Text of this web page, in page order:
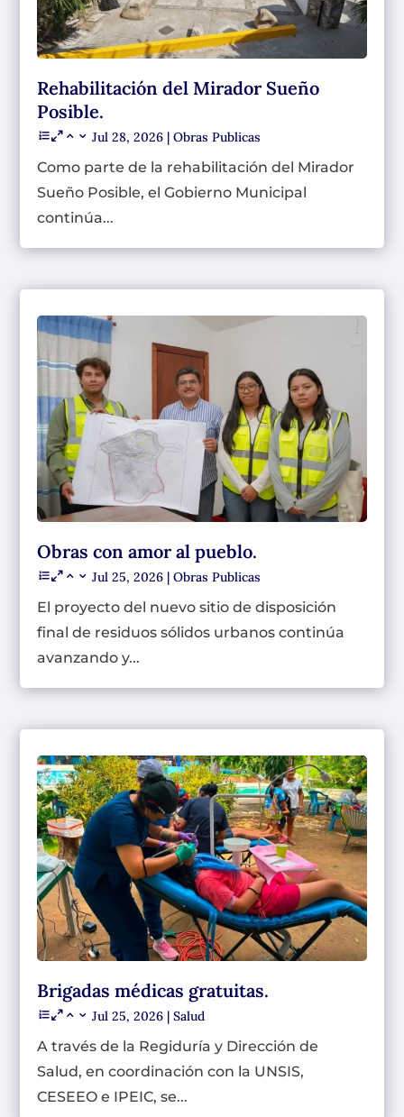
Rehabilitación del Mirador Sueño
Posible.
Jul 28, 2026 |Obras Publicas
Como parte de la rehabilitación del Mirador
Sueño Posible, el Gobierno Municipal
continúa...
Obras con amor al pueblo.
Jul 25, 2026 |Obras Publicas
El proyecto del nuevo sitio de disposición
final de residuos sólidos urbanos continúa
avanzando y...
Brigadas médicas gratuitas.
Jul 25, 2026 |Salud
A través de la Regiduría y Dirección de
Salud, en coordinación con la UNSIS,
CESEEO e IPEIC, se...